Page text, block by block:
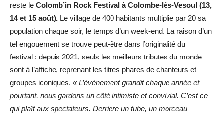
reste le Colomb’in Rock Festival à Colombe-lès-Vesoul (13,
14 et 15 août). Le village de 400 habitants multiplie par 20 sa
population chaque soir, le temps d’un week-end. La raison d’un
tel engouement se trouve peut-être dans l’originalité du
festival : depuis 2021, seuls les meilleurs tributes du monde
sont à l’affiche, reprenant les titres phares de chanteurs et
groupes iconiques. « L’événement grandit chaque année et
pourtant, nous gardons un côté intimiste et convivial. C’est ce
qui plaît aux spectateurs. Derrière un tube, un morceau